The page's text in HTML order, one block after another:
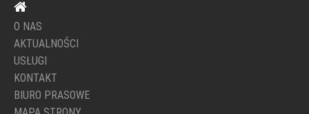
O NAS
AKTUALNOŚCI
USŁUGI
KONTAKT
BIURO PRASOWE